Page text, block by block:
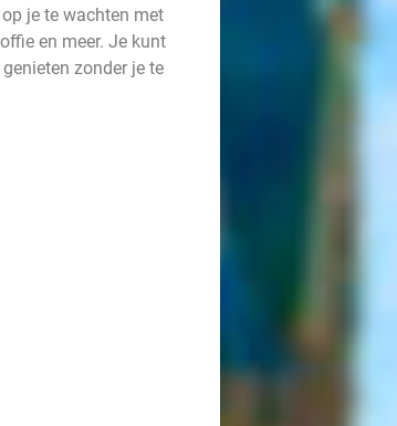
je te wachten met
en meer. Je kunt
zonder je te